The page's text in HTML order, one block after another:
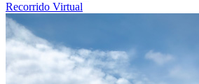
Recorrido Virtual